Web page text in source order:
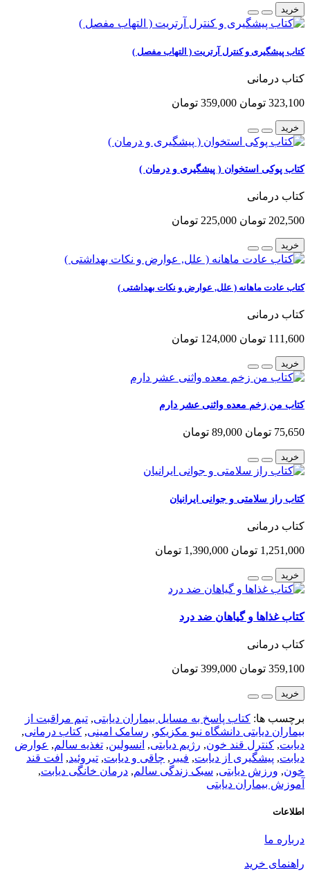
خرید
کتاب پیشگیری و کنترل آرتریت ( التهاب مفصل )
کتاب درمانی
323,100 تومان 359,000 تومان
خرید
کتاب پوکی استخوان ( پیشگیری و درمان )
کتاب درمانی
202,500 تومان 225,000 تومان
خرید
کتاب عادت ماهانه ( علل, عوارض و نکات بهداشتی )
کتاب درمانی
111,600 تومان 124,000 تومان
خرید
کتاب من زخم معده واثنی عشر دارم
75,650 تومان 89,000 تومان
خرید
کتاب راز سلامتی و جوانی ایرانیان
کتاب درمانی
1,251,000 تومان 1,390,000 تومان
خرید
کتاب غذاها و گیاهان ضد درد
کتاب درمانی
359,100 تومان 399,000 تومان
خرید
برچسب ها: کتاب پاسخ به مسایل بیماران دیابتی, تیم مراقبت از
بیماران دیابتی دانشگاه نیو مکزیکو, رسامک امینی, کتاب درمانی,
دیابت, کنترل قند خون, رژیم دیابتی, انسولین, تغذیه سالم, عوارض
دیابت, پیشگیری از دیابت, فیبر , چاقی و دیابت, تیروئید, افت قند
خون, ورزش دیابتی, سبک زندگی سالم, درمان خانگی دیابت,
آموزش بیماران دیابتی
اطلاعات
درباره ما
راهنمای خرید